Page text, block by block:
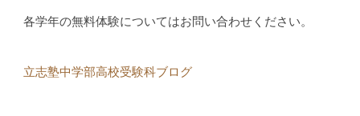
各学年の無料体験についてはお問い合わせください。
立志塾中学部高校受験科ブログ